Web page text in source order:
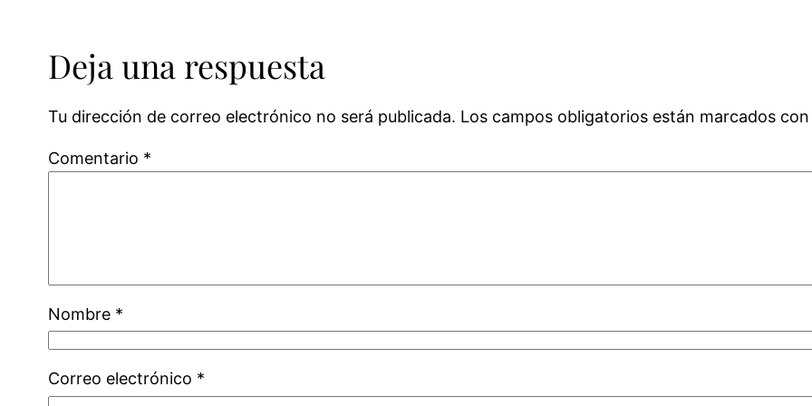
Deja una respuesta
Tu dirección de correo electrónico no será publicada. Los campos obligatorios están marcados
Comentario *
Nombre *
Correo electrónico *